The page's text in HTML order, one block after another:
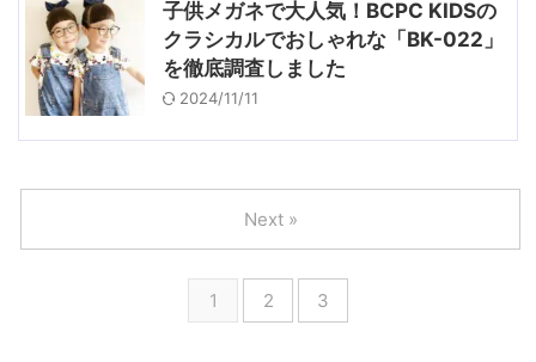
子供メガネで大人気！BCPC KIDSの
クラシカルでおしゃれな「BK-022」
を徹底調査しました
2024/11/11
1 2 3
Next »